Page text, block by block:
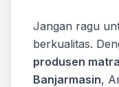
Jangan ragu
berkualitas.
produsen
Banjarmasin,